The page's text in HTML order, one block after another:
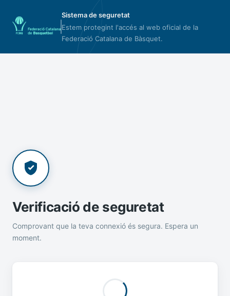
Sistema de seguretat
Estem protegint l'accés al web oficial de la
Federació Catalana de Bàsquet.
Verificació de seguretat
Comprovant que la teva connexió és segura. Espera un
moment.